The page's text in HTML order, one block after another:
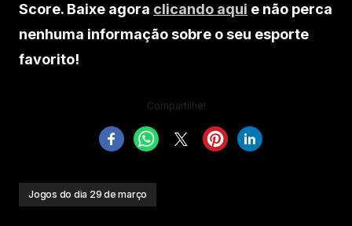
Score. Baixe agora clicando aqui e não perca
nenhuma informação sobre o seu esporte
favorito!
Compartilhe!
Jogos do dia 29 de março